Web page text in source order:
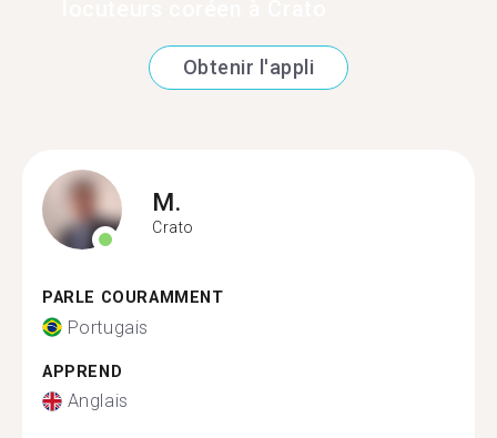
Obtenir l'appli
M.
Crato
PARLE COURAMMENT
Portugais
APPREND
Anglais